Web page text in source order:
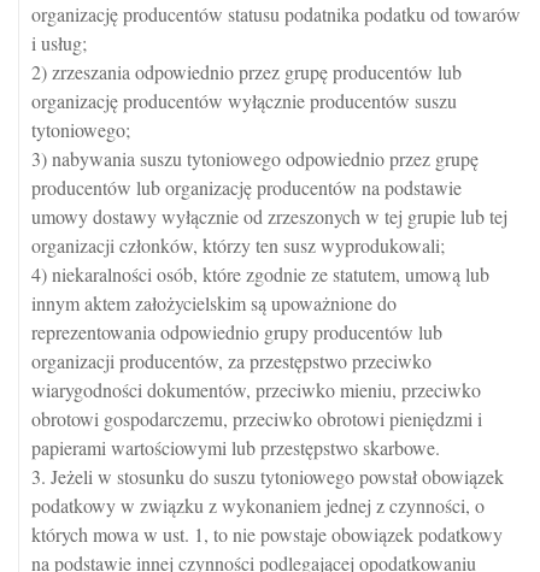
organizację producentów statusu podatnika podatku od towarów
i usług;
2) zrzeszania odpowiednio przez grupę producentów lub
organizację producentów wyłącznie producentów suszu
tytoniowego;
3) nabywania suszu tytoniowego odpowiednio przez grupę
producentów lub organizację producentów na podstawie
umowy dostawy wyłącznie od zrzeszonych w tej grupie lub tej
organizacji członków, którzy ten susz wyprodukowali;
4) niekaralności osób, które zgodnie ze statutem, umową lub
innym aktem założycielskim są upoważnione do
reprezentowania odpowiednio grupy producentów lub
organizacji producentów, za przestępstwo przeciwko
wiarygodności dokumentów, przeciwko mieniu, przeciwko
obrotowi gospodarczemu, przeciwko obrotowi pieniędzmi i
papierami wartościowymi lub przestępstwo skarbowe.
3. Jeżeli w stosunku do suszu tytoniowego powstał obowiązek
podatkowy w związku z wykonaniem jednej z czynności, o
których mowa w ust. 1, to nie powstaje obowiązek podatkowy
na podstawie innej czynności podlegającej opodatkowaniu